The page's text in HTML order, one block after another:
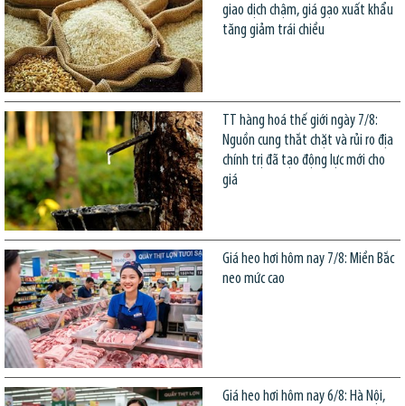
giao dịch chậm, giá gạo xuất khẩu
tăng giảm trái chiều
TT hàng hoá thế giới ngày 7/8:
Nguồn cung thắt chặt và rủi ro địa
chính trị đã tạo động lực mới cho
giá
Giá heo hơi hôm nay 7/8: Miền Bắc
neo mức cao
Giá heo hơi hôm nay 6/8: Hà Nội,